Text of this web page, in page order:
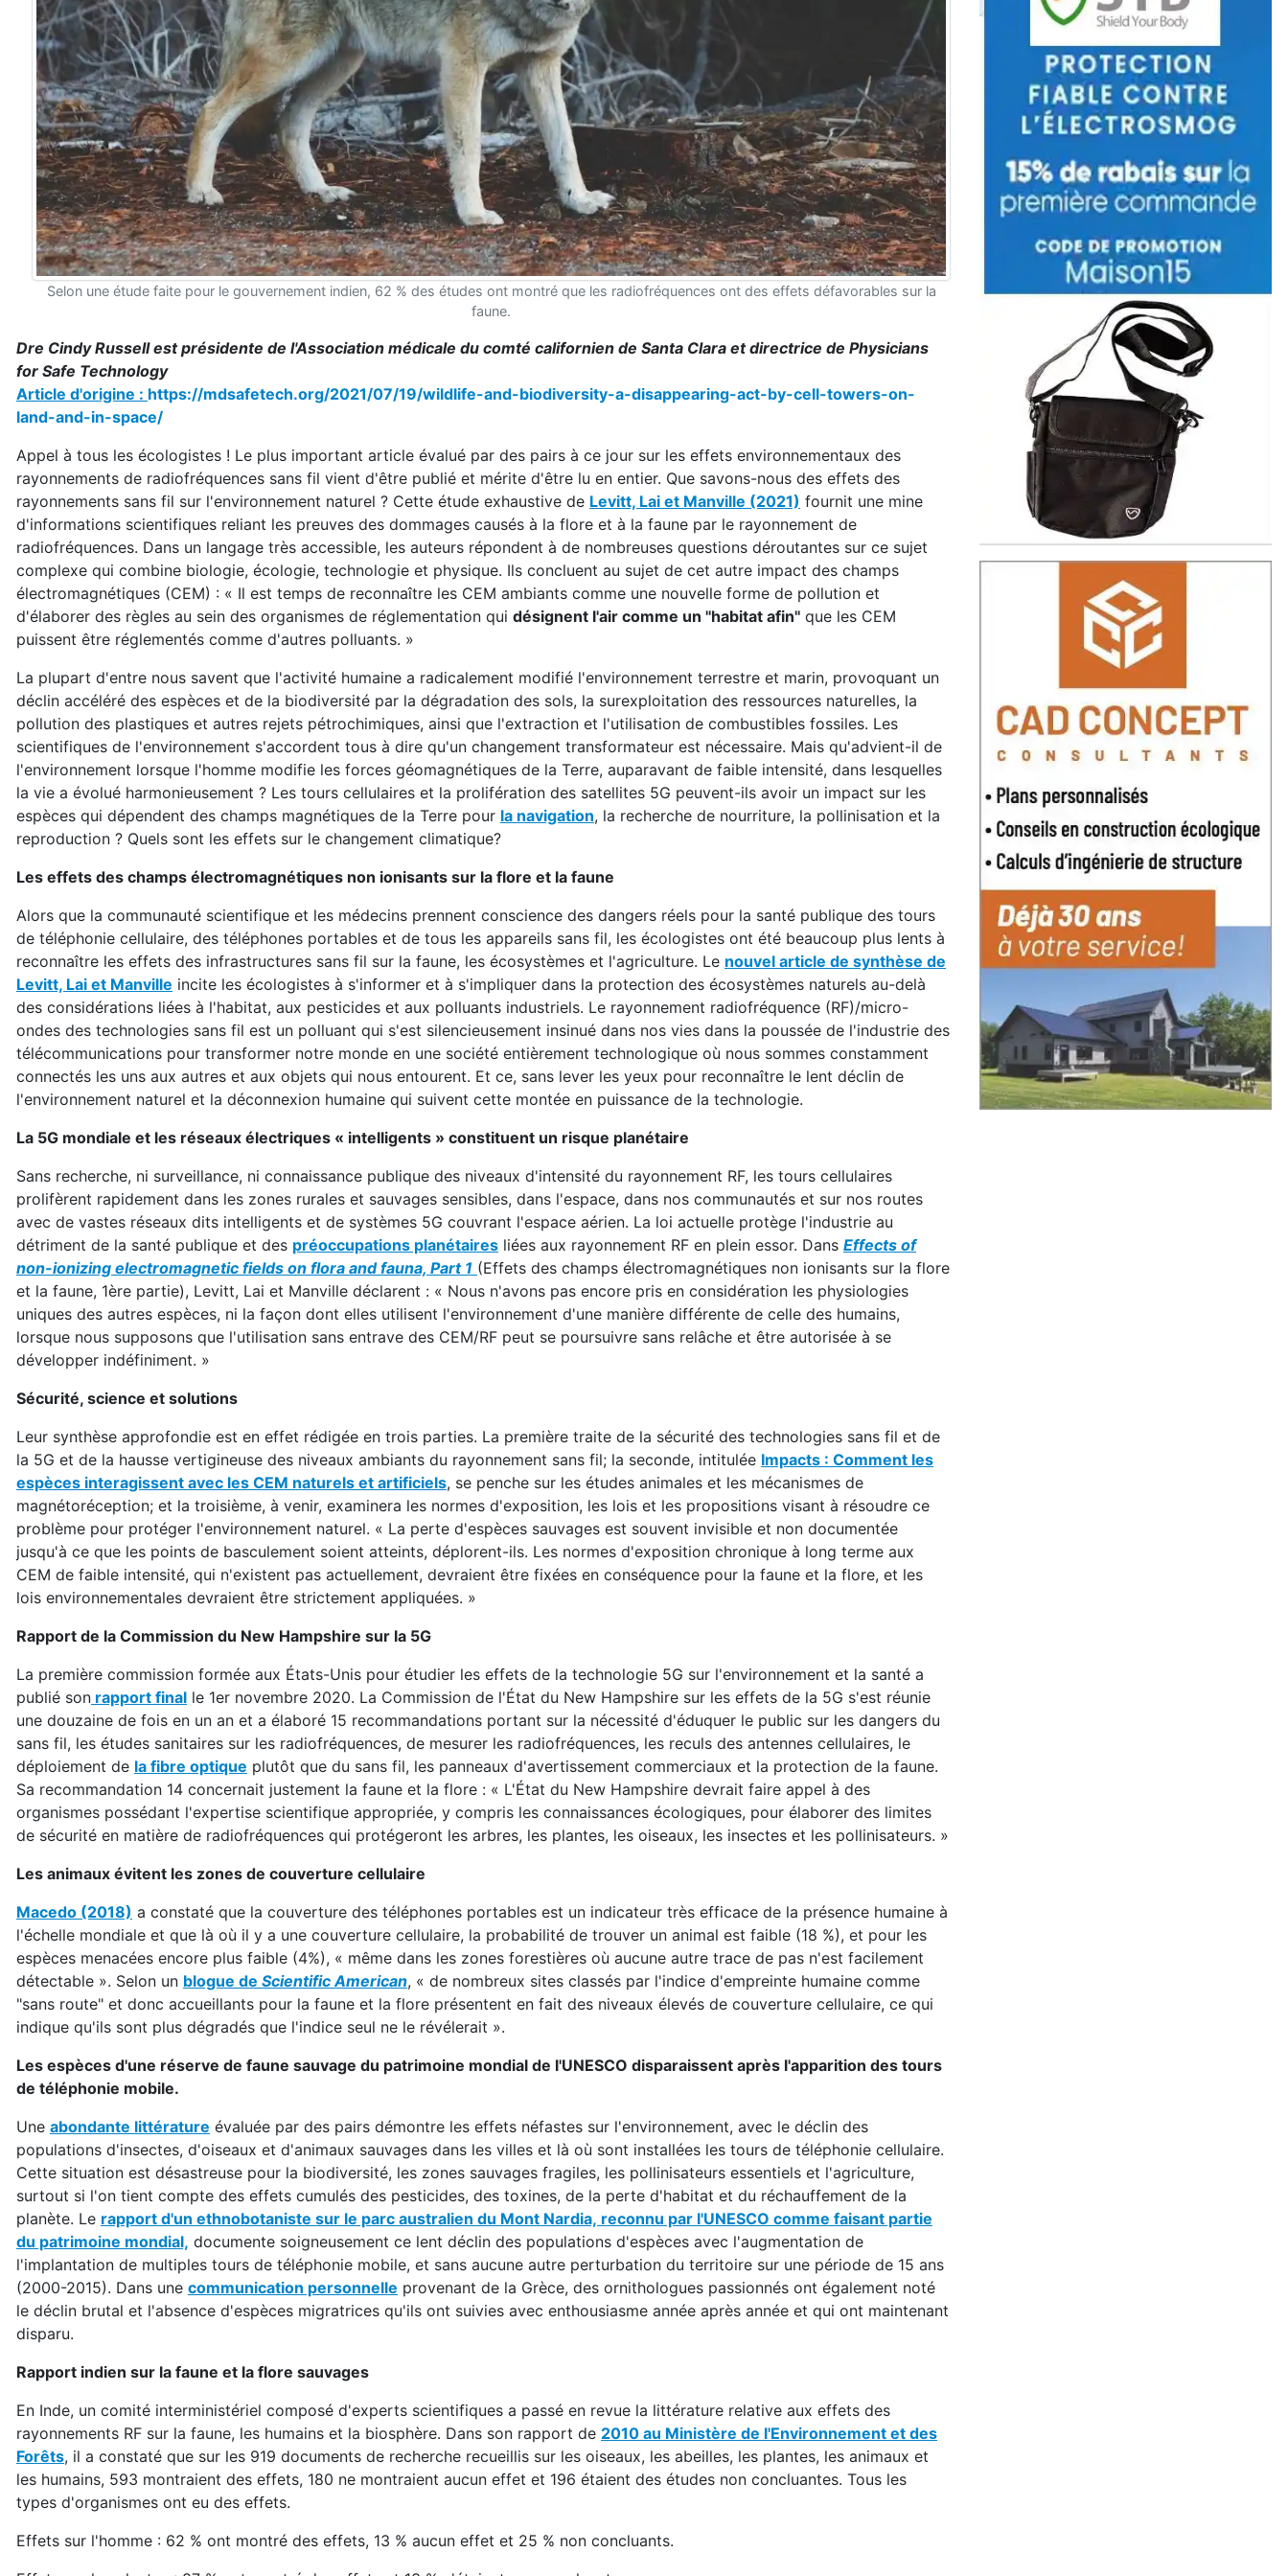
Selon une étude faite pour le gouvernement indien, 62 % des études ont montré que les radiofréquences ont des effets défavorables sur la
faune.
Dre Cindy Russell est présidente de l'Association médicale du comté californien de Santa Clara et directrice de Physicians
for Safe Technology
Article d'origine : https://mdsafetech.org/2021/07/19/wildlife-and-biodiversity-a-disappearing-act-by-cell-towers-on-
land-and-in-space/
Appel à tous les écologistes ! Le plus important article évalué par des pairs à ce jour sur les effets environnementaux des
rayonnements de radiofréquences sans fil vient d'être publié et mérite d'être lu en entier. Que savons-nous des effets des
rayonnements sans fil sur l'environnement naturel ? Cette étude exhaustive de Levitt, Lai et Manville (2021) fournit une mine
d'informations scientifiques reliant les preuves des dommages causés à la flore et à la faune par le rayonnement de
radiofréquences. Dans un langage très accessible, les auteurs répondent à de nombreuses questions déroutantes sur ce sujet
complexe qui combine biologie, écologie, technologie et physique. Ils concluent au sujet de cet autre impact des champs
électromagnétiques (CEM) : « Il est temps de reconnaître les CEM ambiants comme une nouvelle forme de pollution et
d'élaborer des règles au sein des organismes de réglementation qui désignent l'air comme un ''habitat afin'' que les CEM
puissent être réglementés comme d'autres polluants. »
La plupart d'entre nous savent que l'activité humaine a radicalement modifié l'environnement terrestre et marin, provoquant un
déclin accéléré des espèces et de la biodiversité par la dégradation des sols, la surexploitation des ressources naturelles, la
pollution des plastiques et autres rejets pétrochimiques, ainsi que l'extraction et l'utilisation de combustibles fossiles. Les
scientifiques de l'environnement s'accordent tous à dire qu'un changement transformateur est nécessaire. Mais qu'advient-il de
l'environnement lorsque l'homme modifie les forces géomagnétiques de la Terre, auparavant de faible intensité, dans lesquelles
la vie a évolué harmonieusement ? Les tours cellulaires et la prolifération des satellites 5G peuvent-ils avoir un impact sur les
espèces qui dépendent des champs magnétiques de la Terre pour la navigation, la recherche de nourriture, la pollinisation et la
reproduction ? Quels sont les effets sur le changement climatique?
Les effets des champs électromagnétiques non ionisants sur la flore et la faune
Alors que la communauté scientifique et les médecins prennent conscience des dangers réels pour la santé publique des tours
de téléphonie cellulaire, des téléphones portables et de tous les appareils sans fil, les écologistes ont été beaucoup plus lents à
reconnaître les effets des infrastructures sans fil sur la faune, les écosystèmes et l'agriculture. Le nouvel article de synthèse de
Levitt, Lai et Manville incite les écologistes à s'informer et à s'impliquer dans la protection des écosystèmes naturels au-delà
des considérations liées à l'habitat, aux pesticides et aux polluants industriels. Le rayonnement radiofréquence (RF)/micro-
ondes des technologies sans fil est un polluant qui s'est silencieusement insinué dans nos vies dans la poussée de l'industrie des
télécommunications pour transformer notre monde en une société entièrement technologique où nous sommes constamment
connectés les uns aux autres et aux objets qui nous entourent. Et ce, sans lever les yeux pour reconnaître le lent déclin de
l'environnement naturel et la déconnexion humaine qui suivent cette montée en puissance de la technologie.
La 5G mondiale et les réseaux électriques « intelligents » constituent un risque planétaire
Sans recherche, ni surveillance, ni connaissance publique des niveaux d'intensité du rayonnement RF, les tours cellulaires
prolifèrent rapidement dans les zones rurales et sauvages sensibles, dans l'espace, dans nos communautés et sur nos routes
avec de vastes réseaux dits intelligents et de systèmes 5G couvrant l'espace aérien. La loi actuelle protège l'industrie au
détriment de la santé publique et des préoccupations planétaires liées aux rayonnement RF en plein essor. Dans Effects of
non-ionizing electromagnetic fields on flora and fauna, Part 1 (Effets des champs électromagnétiques non ionisants sur la flore
et la faune, 1ère partie), Levitt, Lai et Manville déclarent : « Nous n'avons pas encore pris en considération les physiologies
uniques des autres espèces, ni la façon dont elles utilisent l'environnement d'une manière différente de celle des humains,
lorsque nous supposons que l'utilisation sans entrave des CEM/RF peut se poursuivre sans relâche et être autorisée à se
développer indéfiniment. »
Sécurité, science et solutions
Leur synthèse approfondie est en effet rédigée en trois parties. La première traite de la sécurité des technologies sans fil et de
la 5G et de la hausse vertigineuse des niveaux ambiants du rayonnement sans fil; la seconde, intitulée Impacts : Comment les
espèces interagissent avec les CEM naturels et artificiels, se penche sur les études animales et les mécanismes de
magnétoréception; et la troisième, à venir, examinera les normes d'exposition, les lois et les propositions visant à résoudre ce
problème pour protéger l'environnement naturel. « La perte d'espèces sauvages est souvent invisible et non documentée
jusqu'à ce que les points de basculement soient atteints, déplorent-ils. Les normes d'exposition chronique à long terme aux
CEM de faible intensité, qui n'existent pas actuellement, devraient être fixées en conséquence pour la faune et la flore, et les
lois environnementales devraient être strictement appliquées. »
Rapport de la Commission du New Hampshire sur la 5G
La première commission formée aux États-Unis pour étudier les effets de la technologie 5G sur l'environnement et la santé a
publié son rapport final le 1er novembre 2020. La Commission de l'État du New Hampshire sur les effets de la 5G s'est réunie
une douzaine de fois en un an et a élaboré 15 recommandations portant sur la nécessité d'éduquer le public sur les dangers du
sans fil, les études sanitaires sur les radiofréquences, de mesurer les radiofréquences, les reculs des antennes cellulaires, le
déploiement de la fibre optique plutôt que du sans fil, les panneaux d'avertissement commerciaux et la protection de la faune.
Sa recommandation 14 concernait justement la faune et la flore : « L'État du New Hampshire devrait faire appel à des
organismes possédant l'expertise scientifique appropriée, y compris les connaissances écologiques, pour élaborer des limites
de sécurité en matière de radiofréquences qui protégeront les arbres, les plantes, les oiseaux, les insectes et les pollinisateurs. »
Les animaux évitent les zones de couverture cellulaire
Macedo (2018) a constaté que la couverture des téléphones portables est un indicateur très efficace de la présence humaine à
l'échelle mondiale et que là où il y a une couverture cellulaire, la probabilité de trouver un animal est faible (18 %), et pour les
espèces menacées encore plus faible (4%), « même dans les zones forestières où aucune autre trace de pas n'est facilement
détectable ». Selon un blogue de Scientific American, « de nombreux sites classés par l'indice d'empreinte humaine comme
"sans route" et donc accueillants pour la faune et la flore présentent en fait des niveaux élevés de couverture cellulaire, ce qui
indique qu'ils sont plus dégradés que l'indice seul ne le révélerait ».
Les espèces d'une réserve de faune sauvage du patrimoine mondial de l'UNESCO disparaissent après l'apparition des tours
de téléphonie mobile.
Une abondante littérature évaluée par des pairs démontre les effets néfastes sur l'environnement, avec le déclin des
populations d'insectes, d'oiseaux et d'animaux sauvages dans les villes et là où sont installées les tours de téléphonie cellulaire.
Cette situation est désastreuse pour la biodiversité, les zones sauvages fragiles, les pollinisateurs essentiels et l'agriculture,
surtout si l'on tient compte des effets cumulés des pesticides, des toxines, de la perte d'habitat et du réchauffement de la
planète. Le rapport d'un ethnobotaniste sur le parc australien du Mont Nardia, reconnu par l'UNESCO comme faisant partie
du patrimoine mondial, documente soigneusement ce lent déclin des populations d'espèces avec l'augmentation de
l'implantation de multiples tours de téléphonie mobile, et sans aucune autre perturbation du territoire sur une période de 15 ans
(2000-2015). Dans une communication personnelle provenant de la Grèce, des ornithologues passionnés ont également noté
le déclin brutal et l'absence d'espèces migratrices qu'ils ont suivies avec enthousiasme année après année et qui ont maintenant
disparu.
Rapport indien sur la faune et la flore sauvages
En Inde, un comité interministériel composé d'experts scientifiques a passé en revue la littérature relative aux effets des
rayonnements RF sur la faune, les humains et la biosphère. Dans son rapport de 2010 au Ministère de l'Environnement et des
Forêts, il a constaté que sur les 919 documents de recherche recueillis sur les oiseaux, les abeilles, les plantes, les animaux et
les humains, 593 montraient des effets, 180 ne montraient aucun effet et 196 étaient des études non concluantes. Tous les
types d'organismes ont eu des effets.
Effets sur l'homme : 62 % ont montré des effets, 13 % aucun effet et 25 % non concluants.